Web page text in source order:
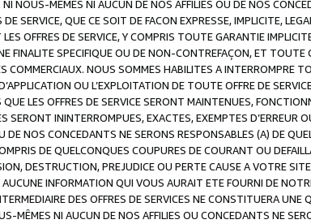
NOUS-MEMES NI AUCUN DE NOS AFFILIES OU DE NOS
SERVICE, QUE CE SOIT DE FACON EXPRESSE, IMPLICITE,
OFFRES DE SERVICE, Y COMPRIS TOUTE GARANTIE
FINALITE SPECIFIQUE OU DE NON-CONTREFAÇON, ET TOUTE
COMMERCIAUX. NOUS SOMMES HABILITES A INTERROMPRE
OU L’EXPLOITATION DE TOUTE OFFRE DE
LES OFFRES DE SERVICE SERONT MAINTENUES,
SERONT ININTERROMPUES, EXACTES, EXEMPTES
NOS CONCEDANTS NE SERONS RESPONSABLES (A) DE
DE QUELCONQUES COUPURES DE COURANT OU
DESTRUCTION, PREJUDICE OU PERTE CAUSE A VOTRE
INFORMATION QUI VOUS AURAIT ETE FOURNI DE
DES OFFRES DE SERVICES NE CONSTITUERA
MÊMES NI AUCUN DE NOS AFFILIES OU CONCEDANTS NE